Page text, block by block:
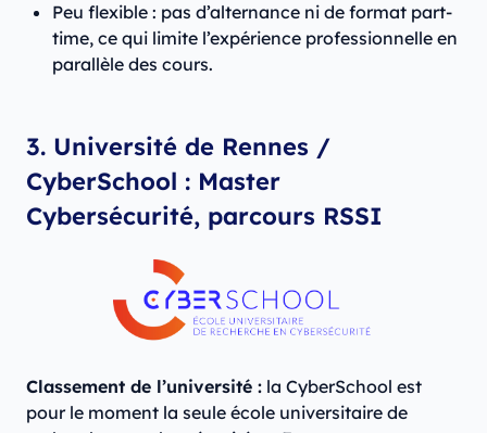
Peu flexible : pas d’alternance ni de format part-
time, ce qui limite l’expérience professionnelle en
parallèle des cours.
3. Université de Rennes /
CyberSchool : Master
Cybersécurité, parcours RSSI
Classement de l’université : la CyberSchool est
pour le moment la seule école universitaire de